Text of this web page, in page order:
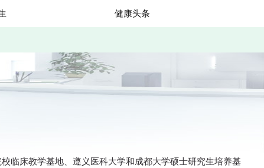
健康头条
临床教学基地、遵义医科大学和成都大学硕士研究生培养基